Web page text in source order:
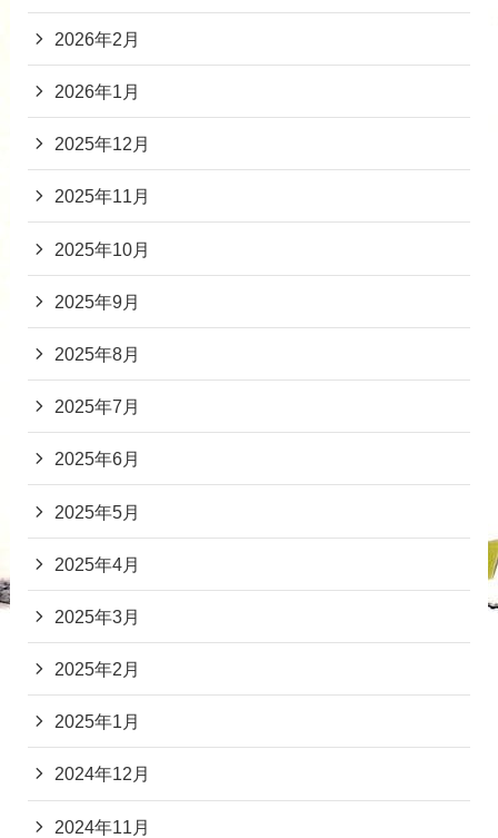
2026年2月
2026年1月
2025年12月
2025年11月
2025年10月
2025年9月
2025年8月
2025年7月
2025年6月
2025年5月
2025年4月
2025年3月
2025年2月
2025年1月
2024年12月
2024年11月